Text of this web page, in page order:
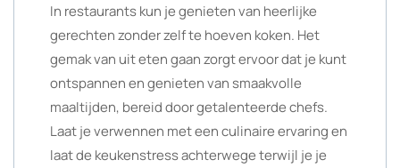
In restaurants kun je genieten van heerlijke
gerechten zonder zelf te hoeven koken. Het
gemak van uit eten gaan zorgt ervoor dat je kunt
ontspannen en genieten van smaakvolle
maaltijden, bereid door getalenteerde chefs.
Laat je verwennen met een culinaire ervaring en
laat de keukenstress achterwege terwijl je je